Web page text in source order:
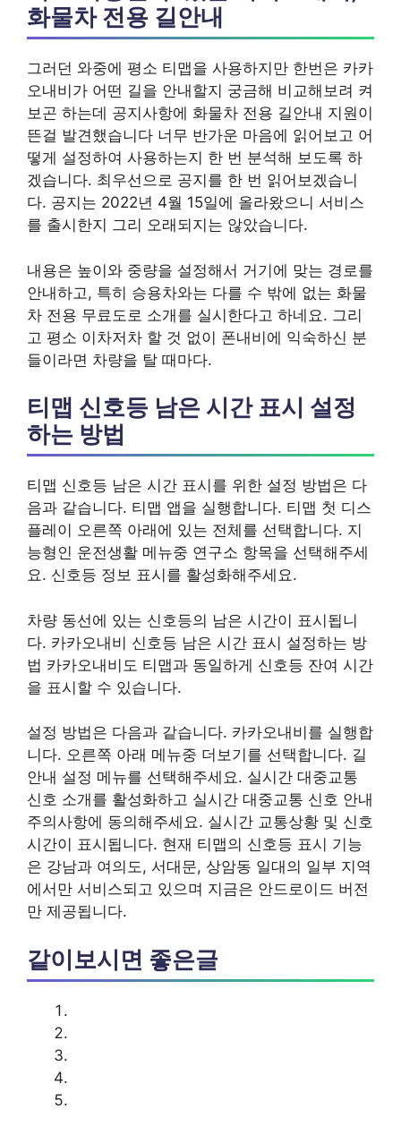
화물차 전용 길안내
그러던 와중에 평소 티맵을 사용하지만 한번은 카카
오내비가 어떤 길을 안내할지 궁금해 비교해보려 켜
보곤 하는데 공지사항에 화물차 전용 길안내 지원이
뜬걸 발견했습니다 너무 반가운 마음에 읽어보고 어
떻게 설정하여 사용하는지 한 번 분석해 보도록 하
겠습니다. 최우선으로 공지를 한 번 읽어보겠습니
다. 공지는 2022년 4월 15일에 올라왔으니 서비스
를 출시한지 그리 오래되지는 않았습니다.
내용은 높이와 중량을 설정해서 거기에 맞는 경로를
안내하고, 특히 승용차와는 다를 수 밖에 없는 화물
차 전용 무료도로 소개를 실시한다고 하네요. 그리
고 평소 이차저차 할 것 없이 폰내비에 익숙하신 분
들이라면 차량을 탈 때마다.
티맵 신호등 남은 시간 표시 설정
하는 방법
티맵 신호등 남은 시간 표시를 위한 설정 방법은 다
음과 같습니다. 티맵 앱을 실행합니다. 티맵 첫 디스
플레이 오른쪽 아래에 있는 전체를 선택합니다. 지
능형인 운전생활 메뉴중 연구소 항목을 선택해주세
요. 신호등 정보 표시를 활성화해주세요.
차량 동선에 있는 신호등의 남은 시간이 표시됩니
다. 카카오내비 신호등 남은 시간 표시 설정하는 방
법 카카오내비도 티맵과 동일하게 신호등 잔여 시간
을 표시할 수 있습니다.
설정 방법은 다음과 같습니다. 카카오내비를 실행합
니다. 오른쪽 아래 메뉴중 더보기를 선택합니다. 길
안내 설정 메뉴를 선택해주세요. 실시간 대중교통
신호 소개를 활성화하고 실시간 대중교통 신호 안내
주의사항에 동의해주세요. 실시간 교통상황 및 신호
시간이 표시됩니다. 현재 티맵의 신호등 표시 기능
은 강남과 여의도, 서대문, 상암동 일대의 일부 지역
에서만 서비스되고 있으며 지금은 안드로이드 버전
만 제공됩니다.
같이보시면 좋은글